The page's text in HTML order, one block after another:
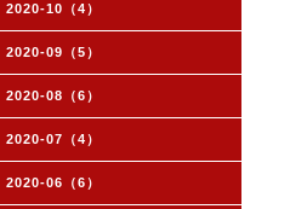
2020-10（4）
2020-09（5）
2020-08（6）
2020-07（4）
2020-06（6）